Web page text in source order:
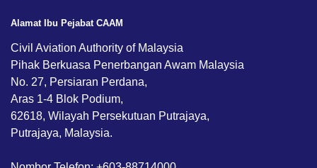
Alamat Ibu Pejabat CAAM
Civil Aviation Authority of Malaysia
Pihak Berkuasa Penerbangan Awam Malaysia
No. 27, Persiaran Perdana,
Aras 1-4 Blok Podium,
62618, Wilayah Persekutuan Putrajaya,
Putrajaya, Malaysia.